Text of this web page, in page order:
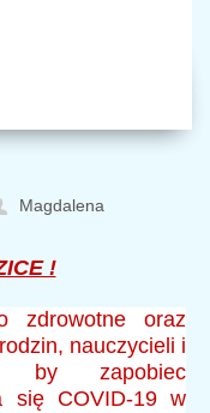
Magdalena
!
zdrowotne oraz
nauczycieli i
by zapobiec
się COVID-19 w